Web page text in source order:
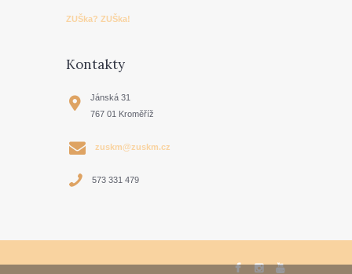
ZUŠka? ZUŠka!
Kontakty
Jánská 31
767 01 Kroměříž
zuskm@zuskm.cz
573 331 479